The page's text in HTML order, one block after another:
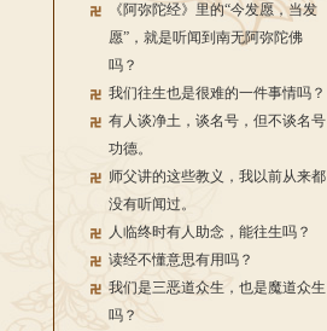
《阿弥陀经》里的“今发愿，当发
愿”，就是听闻到南无阿弥陀佛
吗？
我们往生也是很难的一件事情吗？
有人谈净土，谈名号，但不谈名号
功德。
师父讲的这些教义，我以前从来都
没有听闻过。
人临终时有人助念，能往生吗？
读经不懂意思有用吗？
我们是三恶道众生，也是魔道众生
吗？